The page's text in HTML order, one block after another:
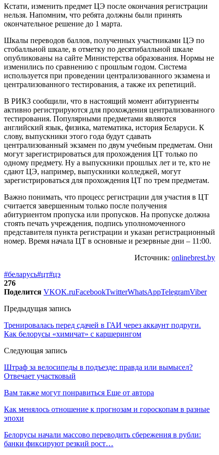
Кстати, изменить предмет ЦЭ после окончания регистрации
нельзя. Напомним, что ребята должны были принять
окончательное решение до 1 марта.
Шкалы переводов баллов, полученных участниками ЦЭ по
стобалльной шкале, в отметку по десятибалльной шкале
опубликованы на сайте Министерства образования. Нормы не
изменились по сравнению с прошлым годом. Система
используется при проведении централизованного экзамена и
централизованного тестирования, а также их репетиций.
В РИКЗ сообщили, что в настоящий момент абитуриенты
активно регистрируются для прохождения централизованного
тестирования. Популярными предметами являются
английский язык, физика, математика, история Беларуси. К
слову, выпускники этого года будут сдавать
централизованный экзамен по двум учебным предметам. Они
могут зарегистрироваться для прохождения ЦТ только по
одному предмету. Ну а выпускники прошлых лет и те, кто не
сдают ЦЭ, например, выпускники колледжей, могут
зарегистрироваться для прохождения ЦТ по трем предметам.
Важно понимать, что процесс регистрации для участия в ЦТ
считается завершенным только после получения
абитуриентом пропуска или пропусков. На пропуске должна
стоять печать учреждения, подпись уполномоченного
представителя пункта регистрации и указан регистрационный
номер. Время начала ЦТ в основные и резервные дни – 11:00.
Источник: onlinebrest.by
#беларусь#цт#цэ
276
Поделится VKOK.ruFacebookTwitterWhatsAppTelegramViber
Предыдущая запись
Тренировалась перед сдачей в ГАИ через аккаунт подруги.
Как белорусы «химичат» с каршерингом
Следующая запись
Штраф за велосипеды в подъезде: правда или вымысел?
Отвечает участковый
Вам также могут понравиться Еще от автора
Как менялось отношение к прогнозам и гороскопам в разные
эпохи
Белорусы начали массово переводить сбережения в рубли:
банки фиксируют резкий рост…